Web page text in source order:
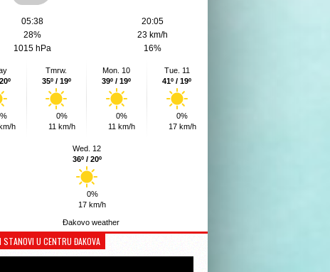
05:38
20:05
28%
23 km/h
1015 hPa
16%
h
Tmrw.
35º / 19º
0%
11 km/h
Mon. 10
39º / 19º
0%
11 km/h
Tue. 11
41º / 19º
0%
17 km/h
Wed. 12
36º / 20º
0%
17 km/h
Đakovo weather
STANOVI U CENTRU ĐAKOVA